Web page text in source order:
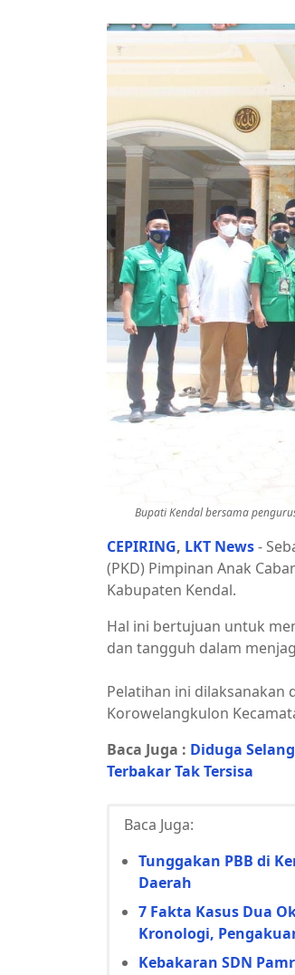
Bupati Kendal bersama
CEPIRING, LKT News-
(PKD) Pimpinan Anak
Kabupaten Kendal.
Hal ini bertujuan untuk
dan tangguh dalam
Pelatihan ini dilaksanakan
Korowelangkulon
Baca Juga : Diduga
Terbakar Tak Tersisa
Baca Juga:
Tunggakan PBB di
Daerah
7 Fakta Kasus Dua
Kronologi,
Kebakaran SDN